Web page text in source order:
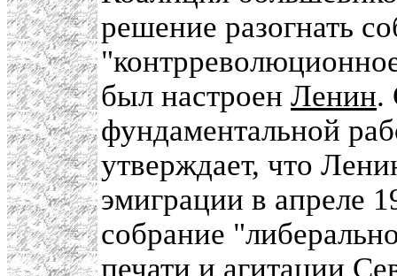
решение разогнать
был настроен Ленин.
фундаментальной
утверждает, что
эмиграции в апреле
собрание
печати и агитации